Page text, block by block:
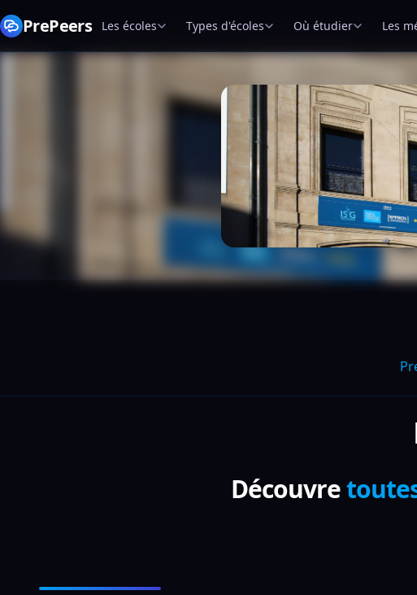
PrePeers Les écoles Types d'écoles Où étudier Les
Découvre